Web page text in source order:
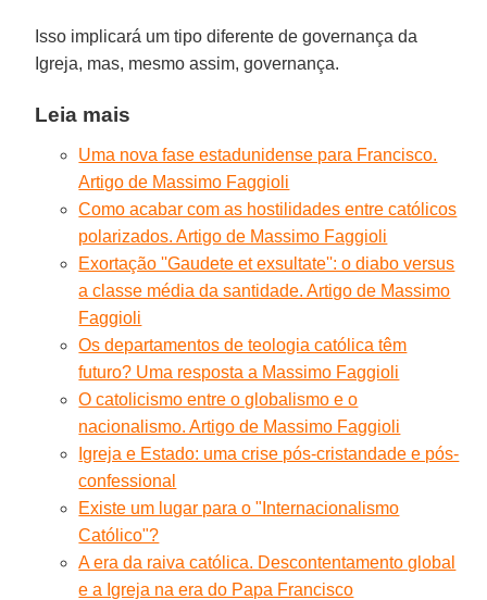
Isso implicará um tipo diferente de governança da
Igreja, mas, mesmo assim, governança.
Leia mais
Uma nova fase estadunidense para Francisco.
Artigo de Massimo Faggioli
Como acabar com as hostilidades entre católicos
polarizados. Artigo de Massimo Faggioli
Exortação ''Gaudete et exsultate'': o diabo versus
a classe média da santidade. Artigo de Massimo
Faggioli
Os departamentos de teologia católica têm
futuro? Uma resposta a Massimo Faggioli
O catolicismo entre o globalismo e o
nacionalismo. Artigo de Massimo Faggioli
Igreja e Estado: uma crise pós-cristandade e pós-
confessional
Existe um lugar para o "Internacionalismo
Católico"?
A era da raiva católica. Descontentamento global
e a Igreja na era do Papa Francisco